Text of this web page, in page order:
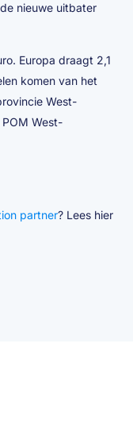
nieuwe uitbater
Europa draagt 2,1
komen van het
West-
West-
partner? Lees hier